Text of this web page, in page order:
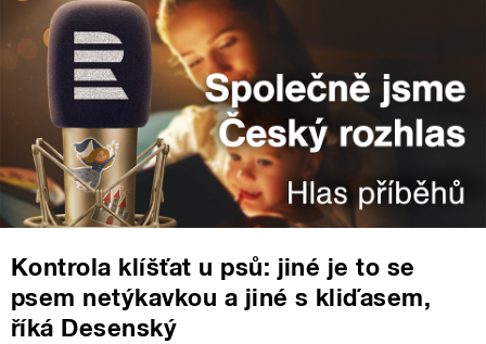
Kontrola klíšťat u psů: jiné je to se
psem netýkavkou a jiné s kliďasem,
říká Desenský